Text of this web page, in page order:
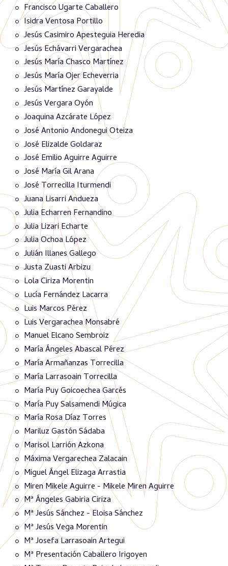
Francisco Ugarte Caballero
Isidra Ventosa Portillo
Jesús Casimiro Apesteguia Heredia
Jesús Echávarri Vergarachea
Jesús María Chasco Martínez
Jesús María Ojer Echeverria
Jesús Martínez Garayalde
Jesús Vergara Oyón
Joaquina Azcárate López
José Antonio Andonegui Oteiza
José Elizalde Goldaraz
José Emilio Aguirre Aguirre
José María Gil Arana
José Torrecilla Iturmendi
Juana Lisarri Andueza
Julia Echarren Fernandino
Julia Lizari Echarte
Julia Ochoa López
Julián Illanes Gallego
Justa Zuasti Arbizu
Lola Ciriza Morentin
Lucía Fernández Lacarra
Luis Marcos Pérez
Luis Vergarachea Monsabré
Manuel Elcano Sembroiz
María Ángeles Abascal Pérez
María Armañanzas Torrecilla
María Larrasoain Torrecilla
María Puy Goicoechea Garcés
María Puy Salsamendi Múgica
María Rosa Díaz Torres
Mariluz Gastón Sádaba
Marisol Larrión Azkona
Máxima Vergarechea Zalacain
Miguel Ángel Elizaga Arrastia
Miren Mikele Aguirre - Mikele Miren Aguirre
Mª Ángeles Gabiria Ciriza
Mª Jesús Sánchez - Eloisa Sánchez
Mª Jesús Vega Morentin
Mª Josefa Larrasoain Artegui
Mª Presentación Caballero Irigoyen